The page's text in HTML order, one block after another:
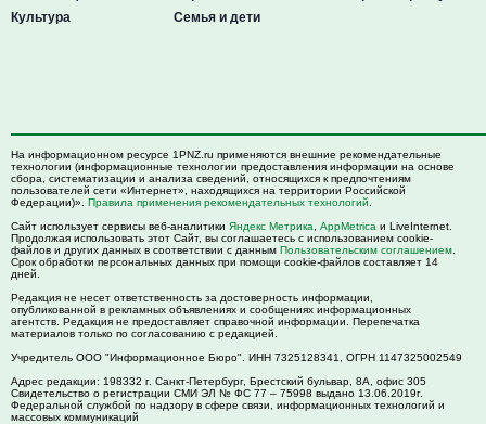
Культура
Семья и дети
На информационном ресурсе 1PNZ.ru применяются внешние рекомендательные
технологии (информационные технологии предоставления информации на основе
сбора, систематизации и анализа сведений, относящихся к предпочтениям
пользователей сети «Интернет», находящихся на территории Российской
Федерации)». Правила применения рекомендательных технологий
Сайт использует сервисы веб-аналитики Яндекс Метрика AppMetrica и LiveInternet.
Продолжая использовать этот Сайт, вы соглашаетесь с использованием cookie-
файлов и других данных в соответствии с данным Пользовательским соглашением
Срок обработки персональных данных при помощи cookie-файлов составляет 14
дней.
Редакция не несет ответственность за достоверность информации,
опубликованной в рекламных объявлениях и сообщениях информационных
агентств. Редакция не предоставляет справочной информации. Перепечатка
материалов только по согласованию с редакцией.
Учредитель ООО "Информационное Бюро". ИНН 7325128341, ОГРН 1147325002549
Адрес редакции: 198332 г. Санкт-Петербург, Брестский бульвар, 8А, офис 305
Свидетельство о регистрации СМИ ЭЛ № ФС 77 – 75998 выдано 13.06.2019г.
Федеральной службой по надзору в сфере связи, информационных технологий и
массовых коммуникаций